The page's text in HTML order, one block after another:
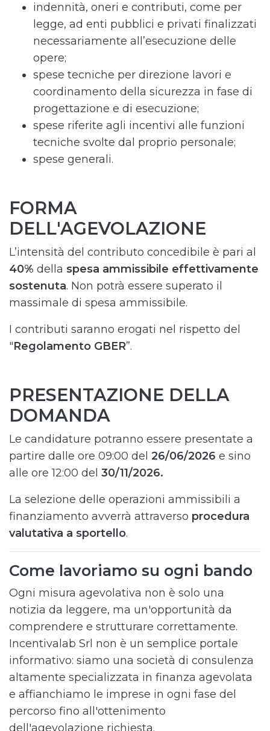
indennità, oneri e contributi, come per
legge, ad enti pubblici e privati finalizzati
necessariamente all’esecuzione delle
opere;
spese tecniche per direzione lavori e
coordinamento della sicurezza in fase di
progettazione e di esecuzione;
spese riferite agli incentivi alle funzioni
tecniche svolte dal proprio personale;
spese generali.
FORMA
DELL'AGEVOLAZIONE
L’intensità del contributo concedibile è pari al
40% della spesa ammissibile effettivamente
sostenuta. Non potrà essere superato il
massimale di spesa ammissibile.
I contributi saranno erogati nel rispetto del
"Regolamento GBER”.
PRESENTAZIONE DELLA
DOMANDA
Le candidature potranno essere presentate a
partire dalle ore 09:00 del 26/06/2026 e sino
alle ore 12:00 del 30/11/2026.
La selezione delle operazioni ammissibili a
finanziamento avverrà attraverso procedura
valutativa a sportello.
Come lavoriamo su ogni bando
Ogni misura agevolativa non è solo una
notizia da leggere, ma un'opportunità da
comprendere e strutturare correttamente.
Incentivalab Srl non è un semplice portale
informativo: siamo una società di consulenza
altamente specializzata in finanza agevolata
e affianchiamo le imprese in ogni fase del
percorso fino all'ottenimento
dell'agevolazione richiesta.